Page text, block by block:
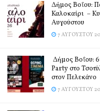
Δήμος Βοΐου:
Καλοκαίρι –
Αυγούστου
7 ΑΥΓΟΎΣΤΟΥ
Δήμος Βοΐου:
Party στο
στον Πελεκάνο
7 ΑΥΓΟΎΣΤΟΥ